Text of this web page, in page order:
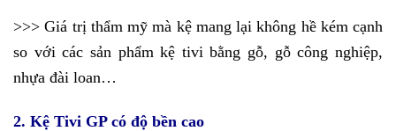
>>> Giá trị thẩm mỹ mà kệ mang lại không hề kém cạnh
so với các sản phẩm kệ tivi bằng gỗ, gỗ công nghiệp,
nhựa đài loan…
2. Kệ Tivi GP có độ bền cao